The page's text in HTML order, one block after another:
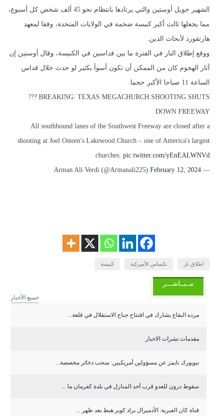
الشهير جويل أوستين والتي يرتادها بانتظام نحو 45 ألف شخص كل أسبوع،
مما يجعلها ثالث أكبر كنيسة ضخمة في الولايات المتحدة، وفقا لمعهد
هارتفورد لأبحاث الدين.
ووقع إطلاق النار في الفترة ما بين قداسين في الكنيسة، وقال أوستين إن
آثار الهجوم كان من الممكن أن تكون أسوأ بكثير لو حدث خلال قداس
الساعة 11 صباحا الأكبر حجما.
??? BREAKING: TEXAS MEGACHURCH SHOOTING SHUTS
DOWN FREEWAY
All southbound lanes of the Southwest Freeway are closed after a
shooting at Joel Osteen's Lakewood Church – one of America's largest
churches. pic.twitter.com/yEnEALWNVd
— Arman Ali Verdi (@Armanali225)
February 12, 2024
اطلاق نار تكساس الأميركية كنيسة
مــبــاشـــر
جميع الأخبار
مرده البقاع يشارك في افتتاح جناح الاستقلال في قلعة...
مقدمات نشرات الاخبار
نيويورك تايمز عن مسؤولين أمريكيين: سحب ذخائر مخصصة...
سقوط درون للعدو قرب أحد المنازل في بلدة كفرمان ما ...
قناة كان العبرية: الأدميرال براد كوبر هبط بعد ظهر ...